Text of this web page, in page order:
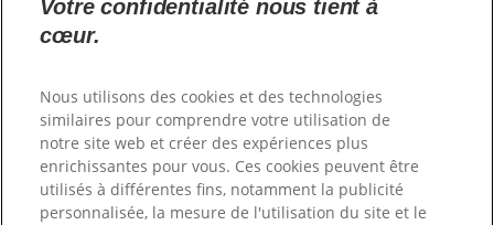
Slovenija
Switzerland (Schweiz)
Votre confidentialité nous tient à
cœur.
Nous utilisons des cookies et des technologies
similaires pour comprendre votre utilisation de
notre site web et créer des expériences plus
enrichissantes pour vous. Ces cookies peuvent être
utilisés à différentes fins, notamment la publicité
personnalisée, la mesure de l'utilisation du site et le